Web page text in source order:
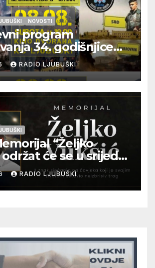
NOVOSTI
program
34. godišnjice
generala Blaža
i osmorice
HOS-a
RADIO LJUBUŠKI
“Željko
održat će se u srijedu
u Otoku
RADIO LJUBUŠKI